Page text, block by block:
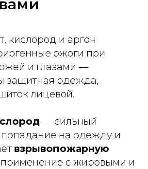
кислород и аргон
ожоги при
и глазами —
защитная одежда,
лицевой.
— сильный
попадание на одежду и
взрывопожарную
применение с жировыми и